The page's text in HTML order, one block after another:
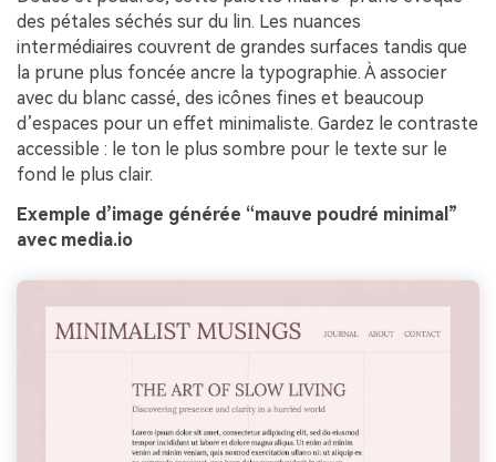
des pétales séchés sur du lin. Les nuances
intermédiaires couvrent de grandes surfaces tandis que
la prune plus foncée ancre la typographie. À associer
avec du blanc cassé, des icônes fines et beaucoup
d’espaces pour un effet minimaliste. Gardez le contraste
accessible : le ton le plus sombre pour le texte sur le
fond le plus clair.
Exemple d’image générée “mauve poudré minimal”
avec media.io